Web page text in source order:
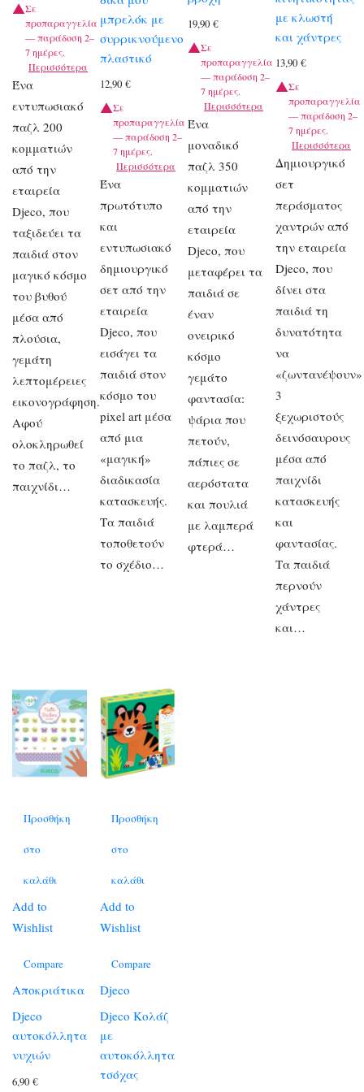
Σε
προπαραγγελία
— παράδοση 2–
7 ημέρες.
Περισσότερα
Ένα
εντυπωσιακό
παζλ 200
κομματιών
από την
εταιρεία
Djeco, που
ταξιδεύει τα
παιδιά στον
μαγικό κόσμο
του βυθού
μέσα από
πλούσια,
γεμάτη
λεπτομέρειες
εικονογράφηση.
Αφού
ολοκληρωθεί
το παζλ, το
παιχνίδι…
μπρελόκ με
συρρικνούμενο
πλαστικό
12,90€
Σε
προπαραγγελία
— παράδοση 2–
7 ημέρες.
Περισσότερα
Ένα
πρωτότυπο
και
εντυπωσιακό
δημιουργικό
σετ από την
εταιρεία
Djeco, που
εισάγει τα
παιδιά στον
κόσμο του
pixel art μέσα
από μια
«μαγική»
διαδικασία
κατασκευής.
Τα παιδιά
τοποθετούν
το σχέδιο…
19,90€
Σε
προπαραγγελία
— παράδοση 2–
7 ημέρες.
Περισσότερα
Ένα
μοναδικό
παζλ 350
κομματιών
από την
εταιρεία
Djeco, που
μεταφέρει τα
παιδιά σε
έναν
ονειρικό
κόσμο
γεμάτο
φαντασία:
ψάρια που
πετούν,
πάπιες σε
αερόστατα
και πουλιά
με λαμπερά
φτερά…
με κλωστή
και χάντρες
13,90€
Σε
προπαραγγελία
— παράδοση 2–
7 ημέρες.
Περισσότερα
Δημιουργικό
σετ
περάσματος
χαντρών από
την εταιρεία
Djeco, που
δίνει στα
παιδιά τη
δυνατότητα
να
«ζωντανέψουν»
3
ξεχωριστούς
δεινόσαυρους
μέσα από
παιχνίδι
κατασκευής
και
φαντασίας.
Τα παιδιά
περνούν
χάντρες
και…
Προσθήκη
στο
καλάθι
Add to
Wishlist
Compare
Αποκριάτικα
Djeco
αυτοκόλλητα
νυχιών
6,90 €
Προσθήκη
στο
καλάθι
Add to
Wishlist
Compare
Djeco
Djeco Κολάζ
με
αυτοκόλλητα
τσόχας